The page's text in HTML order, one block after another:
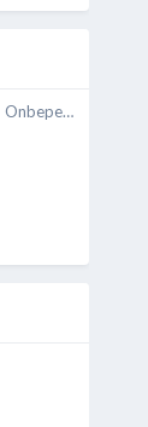
Onbeperkt